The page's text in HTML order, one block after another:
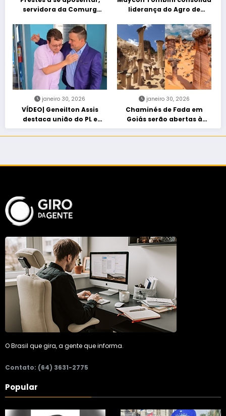
servidora da Comurg
entra em protocolo de
morte encefálica
liderança do Agro de
“Acorda Brasil” em Goiânia
janeiro 30, 2026
VÍDEO| Geneilton Assis
destaca união do PL e
consolidação de apoio a
Maycon Tombini em Jataí
janeiro 30, 2026
Chaminés de Fada em
Goiás serão abertas à
visitação controlada
O Brasil que gira, a gente que informa.
Contato: (64) 3631-2775
Popular